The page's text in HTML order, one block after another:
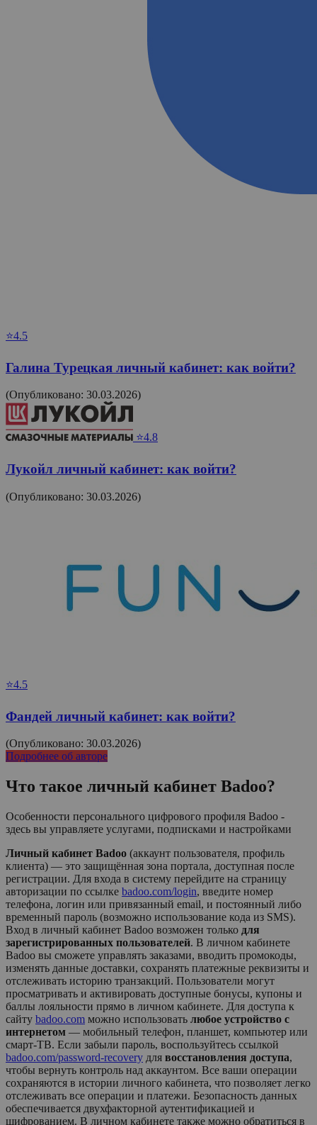
⭐4.5
Галина Турецкая личный кабинет: как войти?
(Опубликовано: 30.03.2026)
⭐4.8
Лукойл личный кабинет: как войти?
(Опубликовано: 30.03.2026)
⭐4.5
Фандей личный кабинет: как войти?
(Опубликовано: 30.03.2026)
Подробнее об авторе
Что такое личный кабинет Badoo?
Особенности персонального цифрового профиля Badoo -
здесь вы управляете услугами, подписками и настройками
Личный кабинет Badoo (аккаунт пользователя, профиль
клиента) — это защищённая зона портала, доступная после
регистрации. Для входа в систему перейдите на страницу
авторизации по ссылке badoo.com/login, введите номер
телефона, логин или привязанный email, и постоянный либо
временный пароль (возможно использование кода из SMS).
Вход в личный кабинет Badoo возможен только для
зарегистрированных пользователей. В личном кабинете
Badoo вы сможете управлять заказами, вводить промокоды,
изменять данные доставки, сохранять платежные реквизиты и
отслеживать историю транзакций. Пользователи могут
просматривать и активировать доступные бонусы, купоны и
баллы лояльности прямо в личном кабинете. Для доступа к
сайту badoo.com можно использовать любое устройство с
интернетом — мобильный телефон, планшет, компьютер или
смарт-ТВ. Если забыли пароль, воспользуйтесь ссылкой
badoo.com/password-recovery для восстановления доступа,
чтобы вернуть контроль над аккаунтом. Все ваши операции
сохраняются в истории личного кабинета, что позволяет легко
отслеживать все операции и платежи. Безопасность данных
обеспечивается двухфакторной аутентификацией и
шифрованием. В личном кабинете также можно обратиться в